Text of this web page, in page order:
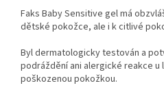
Faks Baby Sensitive gel má
dětské pokožce, ale i k citlivé
Byl dermatologicky testován a
podráždění ani alergické reakce u
poškozenou pokožkou.